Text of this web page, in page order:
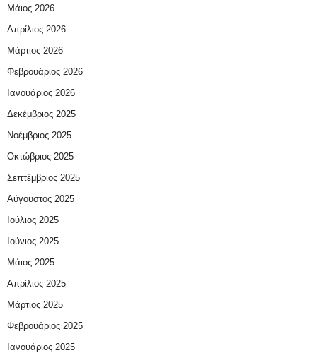
Μάιος 2026
Απρίλιος 2026
Μάρτιος 2026
Φεβρουάριος 2026
Ιανουάριος 2026
Δεκέμβριος 2025
Νοέμβριος 2025
Οκτώβριος 2025
Σεπτέμβριος 2025
Αύγουστος 2025
Ιούλιος 2025
Ιούνιος 2025
Μάιος 2025
Απρίλιος 2025
Μάρτιος 2025
Φεβρουάριος 2025
Ιανουάριος 2025